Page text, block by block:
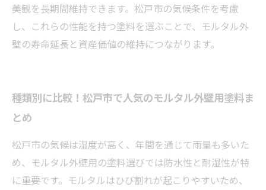
美観を長期間維持できます。松戸市の気候条件を考慮
し、これらの性能を持つ塗料を選ぶことで、モルタル外
壁の寿命延長と資産価値の維持につながります。
種類別に比較！松戸市で人気のモルタル外壁用塗料ま
とめ
松戸市の気候は湿度が高く、年間を通じて雨量も多いた
め、モルタル外壁用の塗料選びでは防水性と耐湿性が特
に重要です。モルタルはひび割れが起こりやすいため、